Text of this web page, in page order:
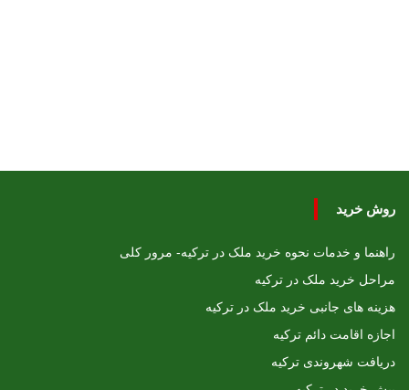
روش خرید
راهنما و خدمات نحوه خرید ملک در ترکیه- مرور کلی
مراحل خرید ملک در ترکیه
هزینه های جانبی خرید ملک در ترکیه
اجازه اقامت دائم ترکیه
دریافت شهروندی ترکیه